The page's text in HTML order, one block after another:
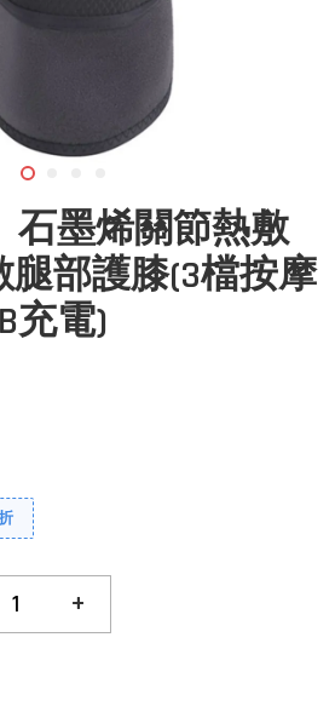
石墨烯關節熱敷
腿部護膝(3檔按摩
充電)
+